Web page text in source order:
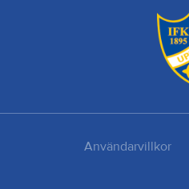
Användarvillkor